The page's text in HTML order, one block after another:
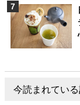
今読まれてい